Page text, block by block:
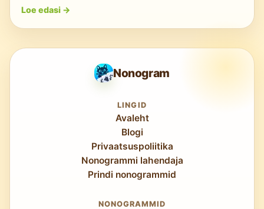
Loe edasi ->
Nonogram
LINGID
Avaleht
Blogi
Privaatsuspoliitika
Nonogrammi lahendaja
Prindi nonogrammid
NONOGRAMMID